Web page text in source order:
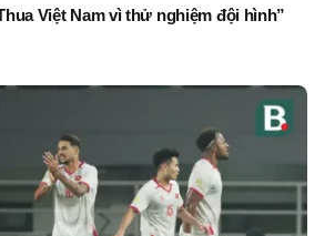
Việt Nam vì thử nghiệm đội hình”